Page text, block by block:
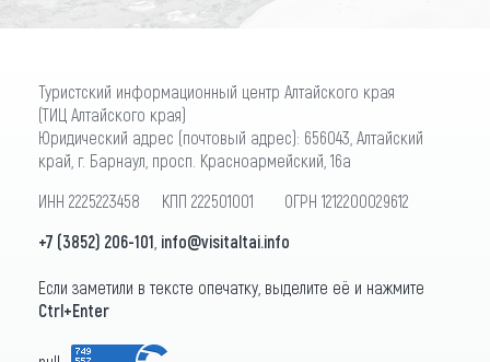
Туристский информационный центр Алтайского края
(ТИЦ Алтайского края)
Юридический адрес (почтовый адрес): 656043, Алтайский
край, г. Барнаул, просп. Красноармейский, 16а
ИНН 2225223458 КПП 222501001 ОГРН 1212200029612
+7 (3852) 206-101 info@visitaltai.info
Если заметили в тексте опечатку, выделите её и нажмите
Ctrl+Enter